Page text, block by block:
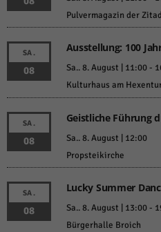
Pulvermagazin der
SA.
08
Ausstellung: 100
Sa.. 8. August | 11:00-
Kulturhaus am
SA.
08
Geistliche Führung
Sa.. 8. August | 12:00
Propsteikirche
SA.
08
Lucky Summer
Sa.. 8. August | 13:00-
Bürgerhalle Broich